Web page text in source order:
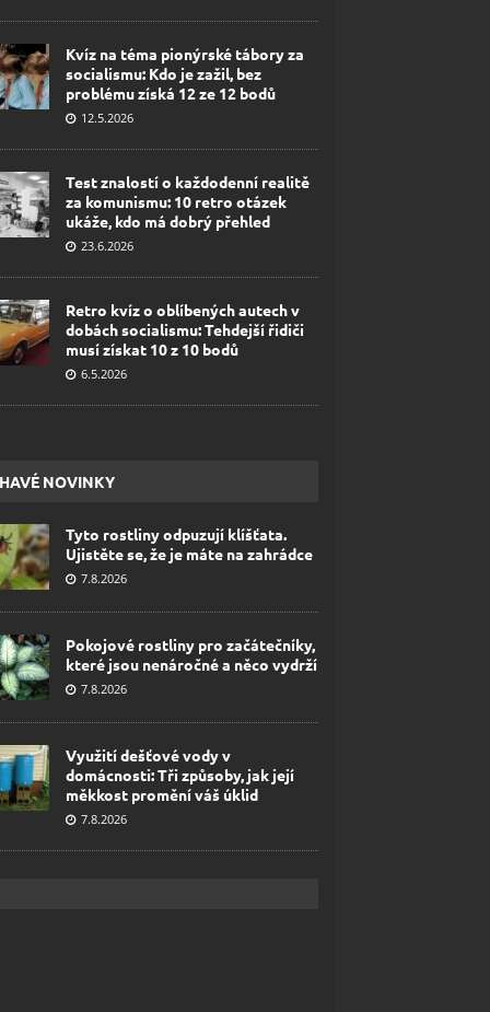
Kvíz na téma pionýrské tábory za
socialismu: Kdo je zažil, bez
problému získá 12 ze 12 bodů
12.5.2026
Test znalostí o každodenní realitě
za komunismu: 10 retro otázek
ukáže, kdo má dobrý přehled
23.6.2026
Retro kvíz o oblíbených autech v
dobách socialismu: Tehdejší řidiči
musí získat 10 z 10 bodů
6.5.2026
NOVINKY
Tyto rostliny odpuzují klíšťata.
Ujistěte se, že je máte na zahrádce
7.8.2026
Pokojové rostliny pro začátečníky,
které jsou nenáročné a něco vydrží
7.8.2026
Využití dešťové vody v
domácnosti: Tři způsoby, jak její
měkkost promění váš úklid
7.8.2026